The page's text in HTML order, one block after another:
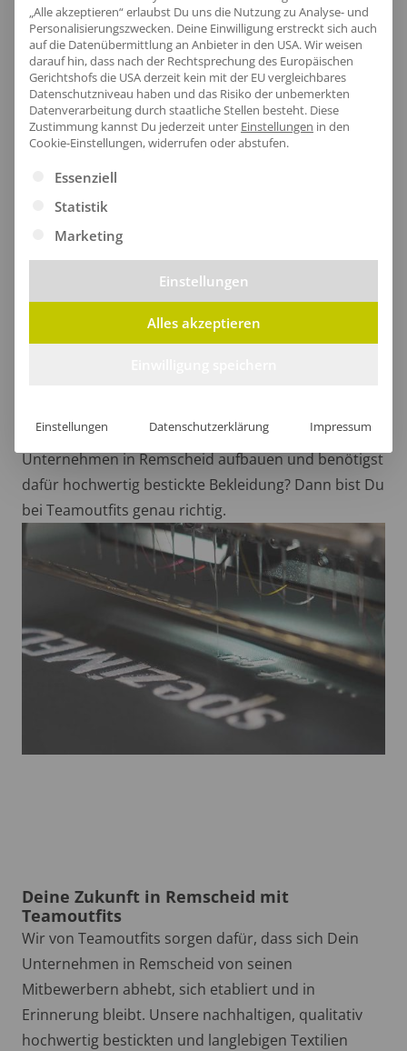
Remscheid lohnt sich für Dein
Unternehmen
Ob Kultur, Natur oder Wirtschaft, Remscheid hat
alles zu bieten. Neben den Massen an Touristen, die
Remscheid anzieht, sind hier auch Unternehmen
Arbeits- und Studienleben. Du möchtest Dein
Unternehmen in Remscheid aufbauen und benötigst
dafür hochwertig bestickte Bekleidung? Dann bist Du
bei Teamoutfits genau richtig.
Deine Zukunft in Remscheid mit
Teamoutfits
Wir von Teamoutfits sorgen dafür, dass sich Dein
Unternehmen in Remscheid von seinen
Mitbewerbern abhebt, sich etabliert und in
Erinnerung bleibt. Unsere nachhaltigen, qualitativ
hochwertig bestickten und langlebigen Textilien
„Alle akzeptieren“ erlaubst Du uns die Nutzung zu Analyse- und
Personalisierungszwecken. Deine Einwilligung erstreckt sich auch
auf die Datenübermittlung an Anbieter in den USA. Wir weisen
darauf hin, dass nach der Rechtsprechung des Europäischen
Gerichtshofs die USA derzeit kein mit der EU vergleichbares
Datenschutzniveau haben und das Risiko der unbemerkten
Datenverarbeitung durch staatliche Stellen besteht. Diese
Zustimmung kannst Du jederzeit unter Einstellungen in den
Cookie-Einstellungen, widerrufen oder abstufen.
Es folgt eine Liste der Service-Gruppen, für die eine
Essenziell
Statistik
Marketing
Einstellungen
Alles akzeptieren
Einstellungen Datenschutzerklärung Impressum